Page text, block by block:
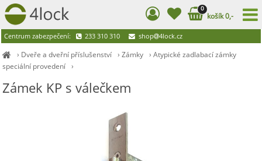
› Dveře a dveřní příslušenství ›Zámky ›Atypické zadlabací zámky
speciální provedení ›
Zámek KP s válečkem
0
košík 0,-
Centrum zabezpečení: 233 310 310 shop 4lock.cz